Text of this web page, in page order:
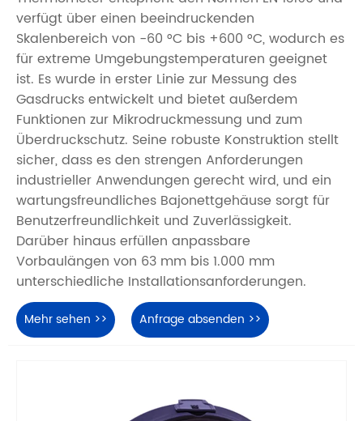
verfügt über einen beeindruckenden
Skalenbereich von -60 °C bis +600 °C, wodurch es
für extreme Umgebungstemperaturen geeignet
ist. Es wurde in erster Linie zur Messung des
Gasdrucks entwickelt und bietet außerdem
Funktionen zur Mikrodruckmessung und zum
Überdruckschutz. Seine robuste Konstruktion stellt
sicher, dass es den strengen Anforderungen
industrieller Anwendungen gerecht wird, und ein
wartungsfreundliches Bajonettgehäuse sorgt für
Benutzerfreundlichkeit und Zuverlässigkeit.
Darüber hinaus erfüllen anpassbare
Vorbaulängen von 63 mm bis 1.000 mm
unterschiedliche Installationsanforderungen.
Mehr sehen >> Anfrage absenden >>